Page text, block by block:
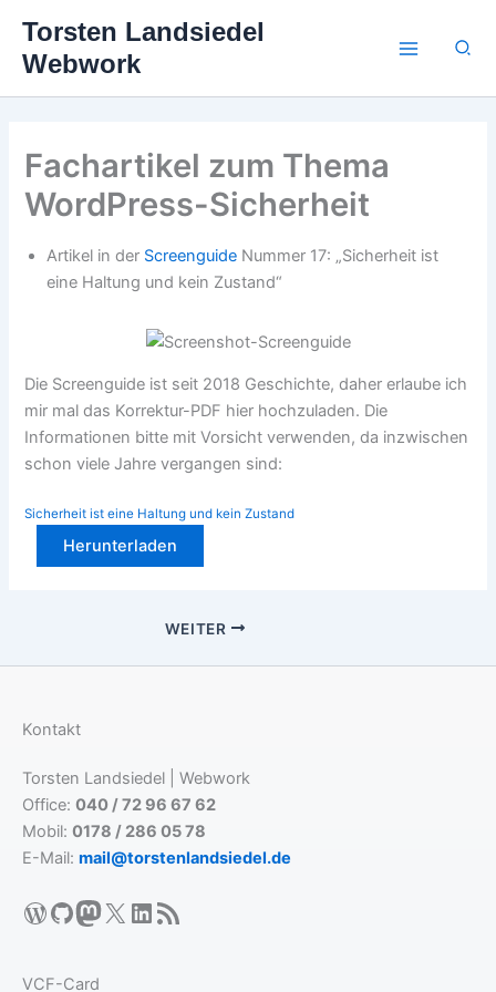
Inhalt
springen
Torsten Landsiedel
Webwork
Fachartikel zum Thema
WordPress-Sicherheit
Artikel in der Screenguide Nummer 17: „Sicherheit ist
eine Haltung und kein Zustand“
Die Screenguide ist seit 2018 Geschichte, daher erlaube ich
mir mal das Korrektur-PDF hier hochzuladen. Die
Informationen bitte mit Vorsicht verwenden, da inzwischen
schon viele Jahre vergangen sind:
Sicherheit ist eine Haltung und kein Zustand
Herunterladen
WEITER
Kontakt
Torsten Landsiedel | Webwork
Office: 040 / 72 96 67 62
Mobil: 0178 / 286 05 78
E-Mail: mail@torstenlandsiedel.de
WordPress
GitHub
Mastodon
X LinkedIn
RSS-Feed
VCF-Card